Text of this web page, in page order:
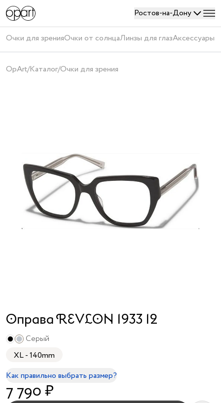
Ростов-на-Дону
Очки для зренияОчки от солнцаЛинзы для глазАксессуары
Войти
или
создать
Получить
код
Создавая
аккаунт,
я принимаю
OpArt/Каталог/Очки для зрения
Оправа REVLON 1933 12
Cерый
XL - 140mm
Как правильно выбрать размер?
7 790 ₽